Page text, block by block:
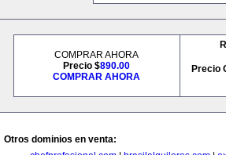
COMPRAR AHORA
Precio $890.00
COMPRAR AHORA
Precio
Otros dominios en venta: